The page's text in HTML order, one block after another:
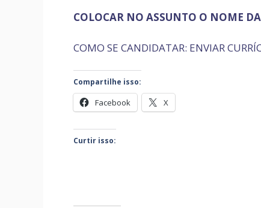
COLOCAR NO ASSUNTO O NOME
COMO SE CANDIDATAR: ENVIAR
Compartilhe isso:
Facebook X
Curtir isso: